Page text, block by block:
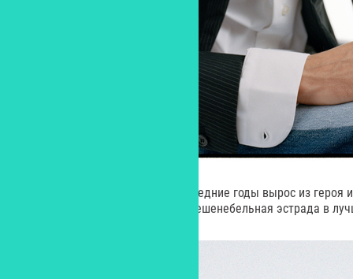
Zoloto – артист, который за последние годы вырос из героя
хедлайнера. Его музыка – это фешенебельная эстрада в